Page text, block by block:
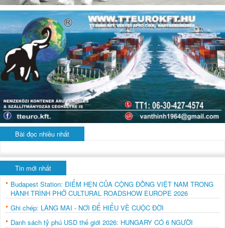
Bài đọc nhiều nhất
Tin mới nhất
Budapest Station: ĐIỂM HẸN CỦA CỘNG ĐỒNG VIỆT NAM TRONG
HÀNH TRÌNH PHỞ CULTURAL ROADSHOW EUROPE 2026
Ghi chép: LÀNG MAI - NƠI ĐỂ HIỂU VỀ CUỘC ĐỜI
Danh sách tỷ phú USD thế giới 2026: HUNGARY CÓ 6 NGƯỜI